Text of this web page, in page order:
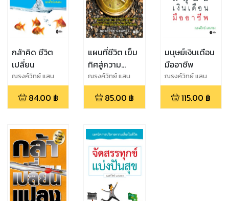
กล้าคิด ชีวิต
เปลี่ยน
ณรงค์วิทย์ แสน
ทอง
84.00 ฿
แผนที่ชีวิต เข็ม
ทิศสู่ความ
สำเร็จ
ณรงค์วิทย์ แสน
ทอง
85.00 ฿
มนุษย์เงินเดือน
มืออาชีพ
ณรงค์วิทย์ แสน
ทอง
115.00 ฿